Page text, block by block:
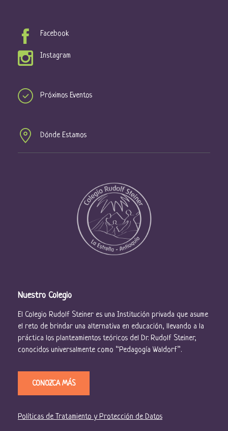
Facebook
Instagram
Próximos Eventos
Dónde Estamos
Nuestro Colegio
El Colegio Rudolf Steiner es una Institución privada que asume
el reto de brindar una alternativa en educación, llevando a la
práctica los planteamientos teóricos del Dr. Rudolf Steiner,
conocidos universalmente como “Pedagogía Waldorf”.
CONOZCA MÁS
Políticas de Tratamiento y Protección de Datos